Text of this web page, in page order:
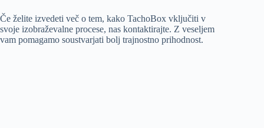
Če želite izvedeti več o tem, kako TachoBox vključiti v
svoje izobraževalne procese, nas kontaktirajte. Z veseljem
vam pomagamo soustvarjati bolj trajnostno prihodnost.